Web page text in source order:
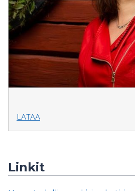
LATAA
Linkit